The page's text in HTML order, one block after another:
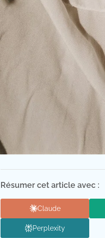
Résumer cet article avec :
Claude
Perplexity